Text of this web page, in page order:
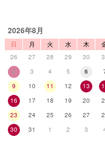
キャバドレスとは
キャバドレスとはキャバクラ
てなす為、一番美しい自分
ャバドレス』『夜職ドレス
比べ華やかで露出が多くセ
も豊富です。最も人気があ
てくれるミニドレスです。
レスです。バースデーやイベ
ントなロングドレスです。ミ
2026年8月
日 月 火 水 木
26
27 28 29 30
2
3 4 5 6
9
10 11 12 13
16
17 18 19 20
23
24 25 26 27
30
31 1 2 3